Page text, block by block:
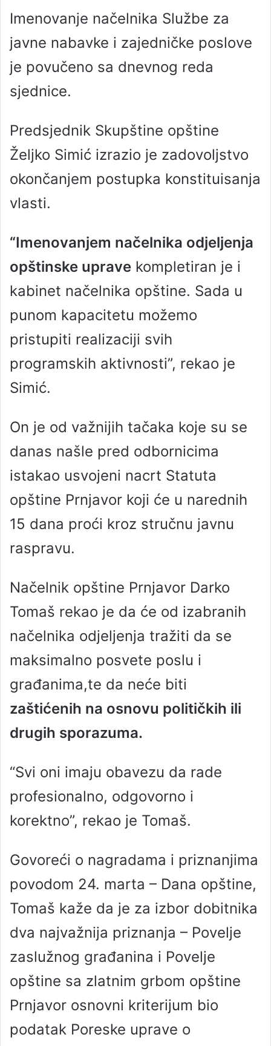
Imenovanje načelnika Službe za
javne nabavke i zajedničke poslove
je povučeno sa dnevnog reda
sjednice.
Predsjednik Skupštine opštine
Željko Simić izrazio je zadovoljstvo
okončanjem postupka konstituisanja
vlasti.
“Imenovanjem načelnika odjeljenja
opštinske uprave kompletiran je i
kabinet načelnika opštine. Sada u
punom kapacitetu možemo
pristupiti realizaciji svih
programskih aktivnosti”, rekao je
Simić.
On je od važnijih tačaka koje su se
danas našle pred odbornicima
istakao usvojeni nacrt Statuta
opštine Prnjavor koji će u narednih
15 dana proći kroz stručnu javnu
raspravu.
Načelnik opštine Prnjavor Darko
Tomaš rekao je da će od izabranih
načelnika odjeljenja tražiti da se
maksimalno posvete poslu i
građanima,te da neće biti
zaštićenih na osnovu političkih ili
drugih sporazuma.
“Svi oni imaju obavezu da rade
profesionalno, odgovorno i
korektno”, rekao je Tomaš.
Govoreći o nagradama i priznanjima
povodom 24. marta – Dana opštine,
Tomaš kaže da je za izbor dobitnika
dva najvažnija priznanja – Povelje
zaslužnog građanina i Povelje
opštine sa zlatnim grbom opštine
Prnjavor osnovni kriterijum bio
podatak Poreske uprave o